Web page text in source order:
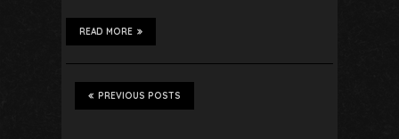
READ MORE
PREVIOUS POSTS